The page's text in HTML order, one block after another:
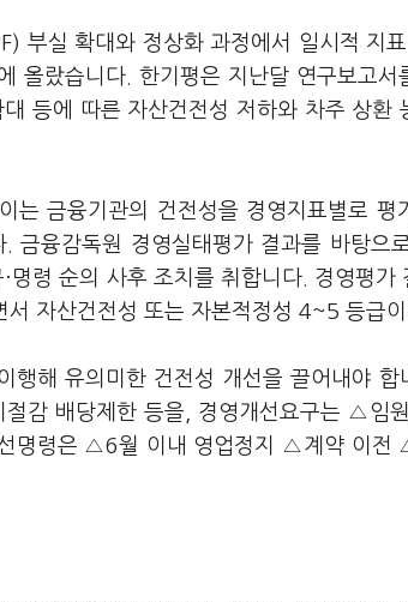
부실 확대와 정상화 과정에서 일시적 지
올랐습니다. 한기평은 지난달 연구보고서
등에 따른 자산건전성 저하와 차주 상환
는 금융기관의 건전성을 경영지표별로 평
금융감독원 경영실태평가 결과를 바탕으
명령 순의 사후 조치를 취합니다. 경영평
자산건전성 또는 자본적정성 4~5 등급
행해 유의미한 건전성 개선을 끌어내야 합
감 배당제한 등을, 경영개선요구는 △임
명령은 △6월 이내 영업정지 △계약 이전